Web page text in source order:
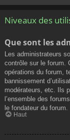
Niveaux des
Que sont les
Les administrateurs
contrôle sur le forum.
opérations du forum,
bannissement
modérateurs, etc. Ils
l’ensemble des
le fondateur du forum.
Haut